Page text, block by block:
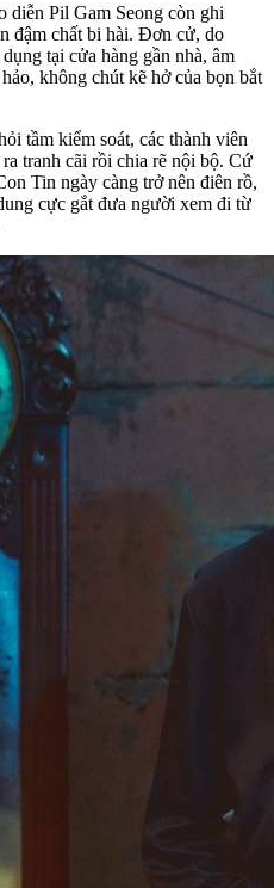
diễn Pil Gam Seong còn ghi
đậm chất bi hài. Đơn cử, do
tại cửa hàng gần nhà, âm
không chút kẽ hở của bọn bắt
tầm kiểm soát, các thành viên
tranh cãi rồi chia rẽ nội bộ. Cứ
Tin ngày càng trở nên điên rồ,
cực gắt đưa người xem đi từ